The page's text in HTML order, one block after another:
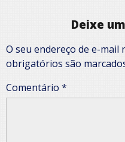
Deixe
O seu endereço de e-mail
obrigatórios são
Comentário *